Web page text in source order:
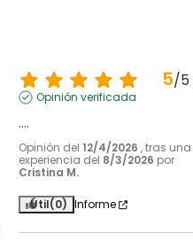
5/5
Opinión verificada
....
Opinión del 12/4/2026 , tras una
experiencia del 8/3/2026 por
Cristina M.
Útil(0) Informe